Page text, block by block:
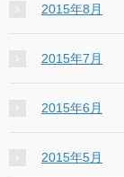
2015年8月
2015年7月
2015年6月
2015年5月